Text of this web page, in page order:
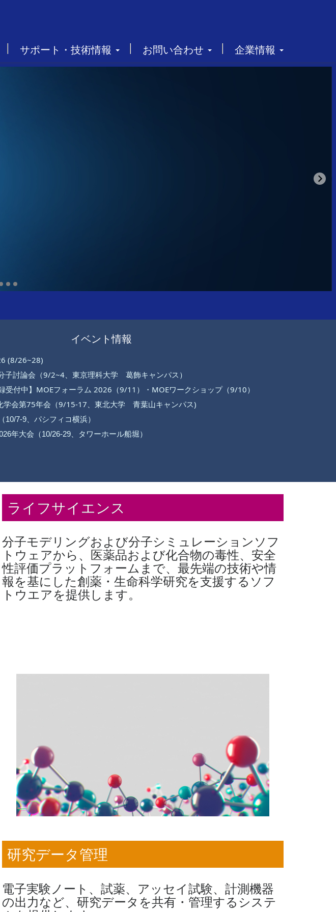
サポート・技術情報 お問い合わせ 企業情報
イベント情報
(8/26~28)
子討論会（9/2~4、東京理科大学 葛飾キャンパス）
受付中】MOEフォーラム 2026（9/11）・MOEワークショップ（9/10）
学会第75年会（9/15-17、東北大学 青葉山キャンパス)
10/7-9、パシフィコ横浜）
年大会（10/26-29、タワーホール船堀）
ング学研究会（11/26-27、タワーホール船堀）
会学術大会（12/9-11、福岡国際会議場）
のフロンティア2026（7/3、室町三井ホール&カンファレンスとオンライン）
毒性学会学術年会 (7/1~3)
タ利活用研究会セミナー・集中講義（6/26、オンライン）
& Conference 2026（6/23-26、モントリオール）
蛋白質科学会 (6/17~19)
EXPO2026 (5/20~22)
第146年会
抗体学会学術大会
リーニング学研究会
ィシナルケミストリーシンポジウム
年大会
本生物物理学会年会
会 2025年秋期第177回講演大会
子討論会
ーラム 2025（9月12日）・MOE ワークショップ（9月11日）
ボExpo2025
毒性学会学術年会
蛋白質科学会
ルバイオロジー学会 第19回年会
第145年会
ライフサイエンス
分子モデリングおよび分子シミュレーションソフ
トウェアから、医薬品および化合物の毒性、安全
性評価プラットフォームまで、最先端の技術や情
報を基にした創薬・生命科学研究を支援するソフ
トウエアを提供します。
​​​研究データ管理
電子実験ノート、試薬、アッセイ試験、計測機器
の出力など、研究データを共有・管理するシステ